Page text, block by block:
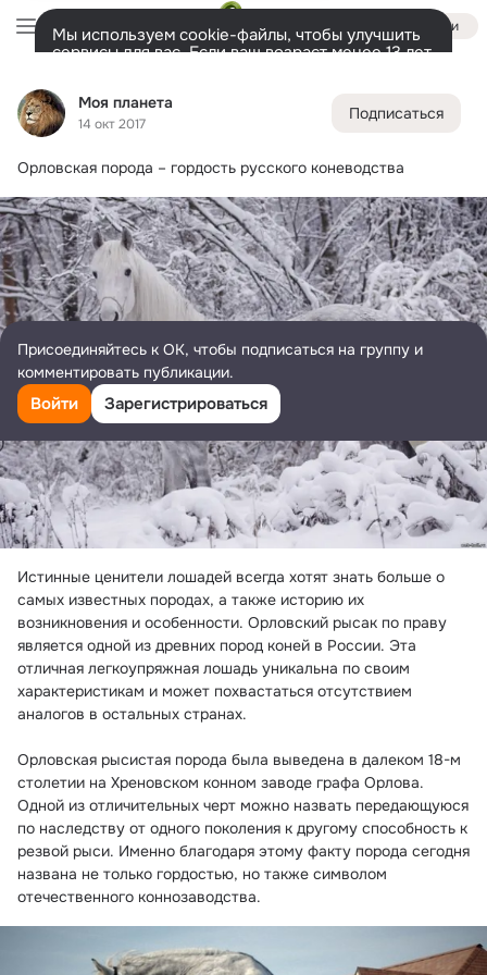
Моя планета
14 окт 2017
Подписаться
Орловская порода – гордость русского коневодства
Истинные ценители лошадей всегда хотят знать больше о
самых известных породах, а также историю их
возникновения и особенности. Орловский рысак по праву
является одной из древних пород коней в России. Эта
отличная легкоупряжная лошадь уникальна по своим
характеристикам и может похвастаться отсутствием
аналогов в остальных странах.
Орловская рысистая порода была выведена в далеком 18-м
столетии на Хреновском конном заводе графа Орлова.
Одной из отличительных черт можно назвать передающуюся
по наследству от одного поколения к другому способность к
резвой рыси. Именно благодаря этому факту порода сегодня
названа не только гордостью, но также символом
отечественного коннозаводства.
Войти
Мы используем cookie-файлы, чтобы улучшить
сервисы для вас. Если ваш возраст менее 13 лет,
представитель.
Разрешить все
Лента Участники Ещё
Дополнительная
Присоединяйтесь к ОК, чтобы подписаться на группу и
комментировать публикации.
Войти Зарегистрироваться